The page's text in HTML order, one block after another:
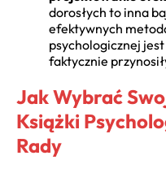
dorosłych to inna
efektywnych
psychologicznej
faktycznie
Jak Wybrać
Książki
Rady